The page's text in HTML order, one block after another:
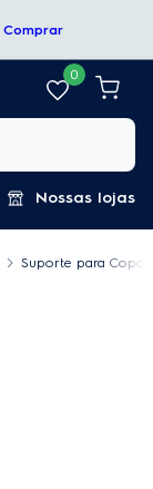
Comprar
0
Nossas lojas
Suporte para